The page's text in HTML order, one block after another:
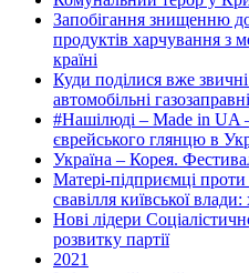
Запобігання знищенню
продуктів харчування з
країні
Куди поділися вже
автомобільні
#Нашілюді – Made in UA
єврейського глянцю в
Україна – Корея.
Матері-підприємці
свавілля київської влади:
Нові лідери
розвитку партії
2021